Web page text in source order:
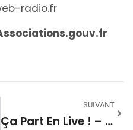
radio.fr
SUIVANT
Ça Part En Live ! – 05